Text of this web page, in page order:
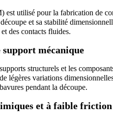
utilisé pour la fabrication de
et sa stabilité
des contacts fluides.
support mécanique
structurels et les
légères variations
pendant la découpe.
et à faible friction